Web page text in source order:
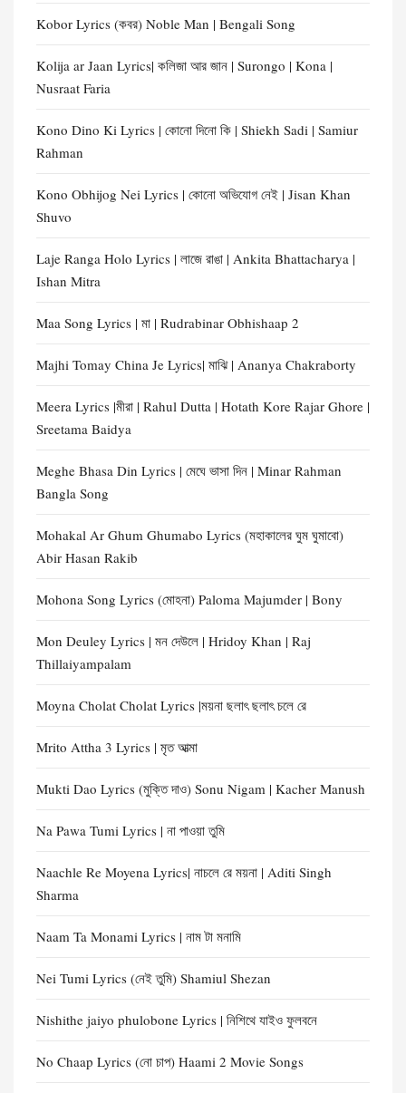
Kobor Lyrics (কবর) Noble Man | Bengali Song
Kolija ar Jaan Lyrics| কলিজা আর জান | Surongo | Kona |
Nusraat Faria
Kono Dino Ki Lyrics | কোনো দিনো কি | Shiekh Sadi | Samiur
Rahman
Kono Obhijog Nei Lyrics | কোনো অভিযোগ নেই | Jisan Khan
Shuvo
Laje Ranga Holo Lyrics | লাজে রাঙা | Ankita Bhattacharya |
Ishan Mitra
Maa Song Lyrics | মা | Rudrabinar Obhishaap 2
Majhi Tomay China Je Lyrics| মাঝি | Ananya Chakraborty
Meera Lyrics |মীরা | Rahul Dutta | Hotath Kore Rajar Ghore |
Sreetama Baidya
Meghe Bhasa Din Lyrics | মেঘে ভাসা দিন | Minar Rahman
Bangla Song
Mohakal Ar Ghum Ghumabo Lyrics (মহাকালের ঘুম ঘুমাবো)
Abir Hasan Rakib
Mohona Song Lyrics (মোহনা) Paloma Majumder | Bony
Mon Deuley Lyrics | মন দেউলে | Hridoy Khan | Raj
Thillaiyampalam
Moyna Cholat Cholat Lyrics |ময়না ছলাৎ ছলাৎ চলে রে
Mrito Attha 3 Lyrics | মৃত আত্মা
Mukti Dao Lyrics (মুক্তি দাও) Sonu Nigam | Kacher Manush
Na Pawa Tumi Lyrics | না পাওয়া তুমি
Naachle Re Moyena Lyrics| নাচলে রে ময়না | Aditi Singh
Sharma
Naam Ta Monami Lyrics | নাম টা মনামি
Nei Tumi Lyrics (নেই তুমি) Shamiul Shezan
Nishithe jaiyo phulobone Lyrics | নিশিথে যাইও ফুলবনে
No Chaap Lyrics (নো চাপ) Haami 2 Movie Songs